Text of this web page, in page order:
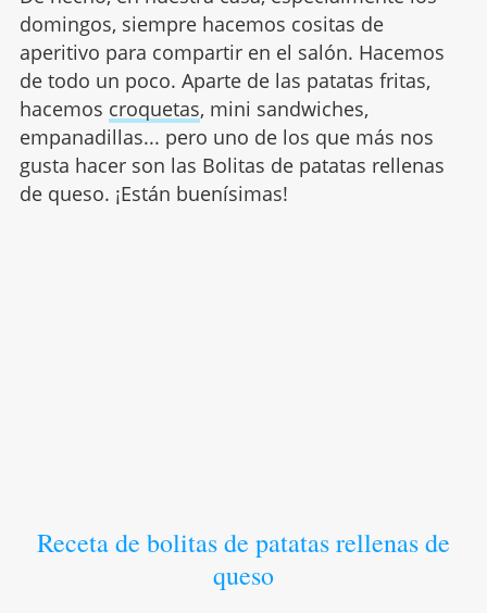
domingos, siempre hacemos cositas de
aperitivo para compartir en el salón. Hacemos
de todo un poco. Aparte de las patatas fritas,
hacemos croquetas, mini sandwiches,
empanadillas... pero uno de los que más nos
gusta hacer son las Bolitas de patatas rellenas
de queso. ¡Están buenísimas!
Receta de bolitas de patatas rellenas de
queso